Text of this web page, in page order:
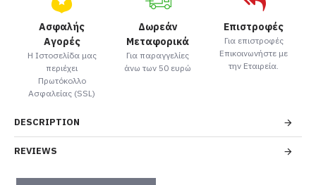
Ασφαλής
Αγορές
Η Ιστοσελίδα μας
περιέχει
Πρωτόκολλο
Ασφαλείας (SSL)
Δωρεάν
Μεταφορικά
Για παραγγελίες
άνω των 50 ευρώ
Επιστροφές
Για επιστροφές
Επικοινωνήστε με
την Εταιρεία.
DESCRIPTION
REVIEWS